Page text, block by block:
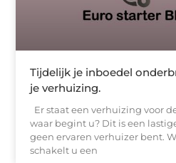
Tijdelijk je inboedel
je verhuizing.
Er staat een verhuizing voor
waar begint u? Dit is een
geen ervaren verhuizer bent.
schakelt u een